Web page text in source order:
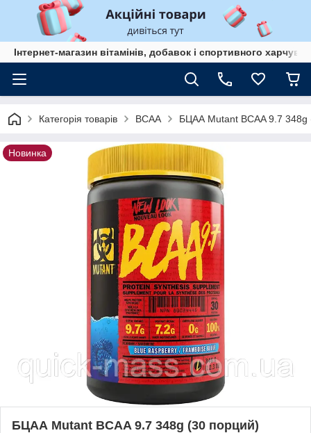
Інтернет-магазин вітамінів, добавок і спортивного
Категорія товарів BCAA БЦАА Mutant BCAA 9.7 348g
Новинка
БЦАА Mutant BCAA 9.7 348g (30 порций)